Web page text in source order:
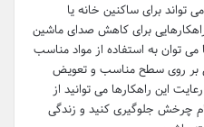
برای ساکنین خانه یا
برای کاهش صدای ماشین
توان به استفاده از مواد مناسب
بر روی سطح مناسب و تعویض
این راهکارها می توانید از
چرخش جلوگیری کنید و زندگی